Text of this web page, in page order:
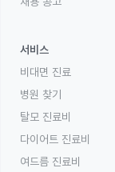
서비스
비대면 진료
병원 찾기
탈모 진료비
다이어트 진료비
여드름 진료비